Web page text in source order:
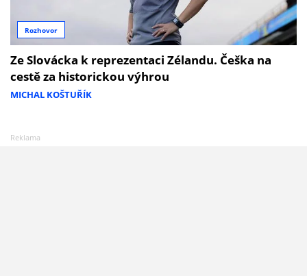
Rozhovor
Ze Slovácka k reprezentaci Zélandu. Češka na
cestě za historickou výhrou
MICHAL KOŠTUŘÍK